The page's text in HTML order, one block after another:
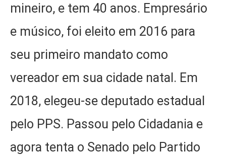
mineiro, e tem 40 anos. Empresário
e músico, foi eleito em 2016 para
seu primeiro mandato como
vereador em sua cidade natal. Em
2018, elegeu-se deputado estadual
pelo PPS. Passou pelo Cidadania e
agora tenta o Senado pelo Partido